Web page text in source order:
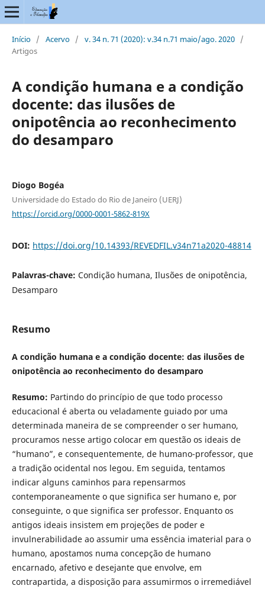
Início / Acervo / v. 34 n. 71 (2020): v.34 n.71 maio/ago. 2020 /
Artigos
A condição humana e a condição
docente: das ilusões de
onipotência ao reconhecimento
do desamparo
Diogo Bogéa
Universidade do Estado do Rio de Janeiro (UERJ)
https://orcid.org/0000-0001-5862-819X
DOI: https://doi.org/10.14393/REVEDFIL.v34n71a2020-48814
Palavras-chave: Condição humana, Ilusões de onipotência,
Desamparo
Resumo
A condição humana e a condição docente: das ilusões de
onipotência ao reconhecimento do desamparo
Resumo: Partindo do princípio de que todo processo
educacional é aberta ou veladamente guiado por uma
determinada maneira de se compreender o ser humano,
procuramos nesse artigo colocar em questão os ideais de
“humano”, e consequentemente, de humano-professor, que
a tradição ocidental nos legou. Em seguida, tentamos
indicar alguns caminhos para repensarmos
contemporaneamente o que significa ser humano e, por
conseguinte, o que significa ser professor. Enquanto os
antigos ideais insistem em projeções de poder e
invulnerabilidade ao assumir uma essência imaterial para o
humano, apostamos numa concepção de humano
encarnado, afetivo e desejante que envolve, em
contrapartida, a disposição para assumirmos o irremediável